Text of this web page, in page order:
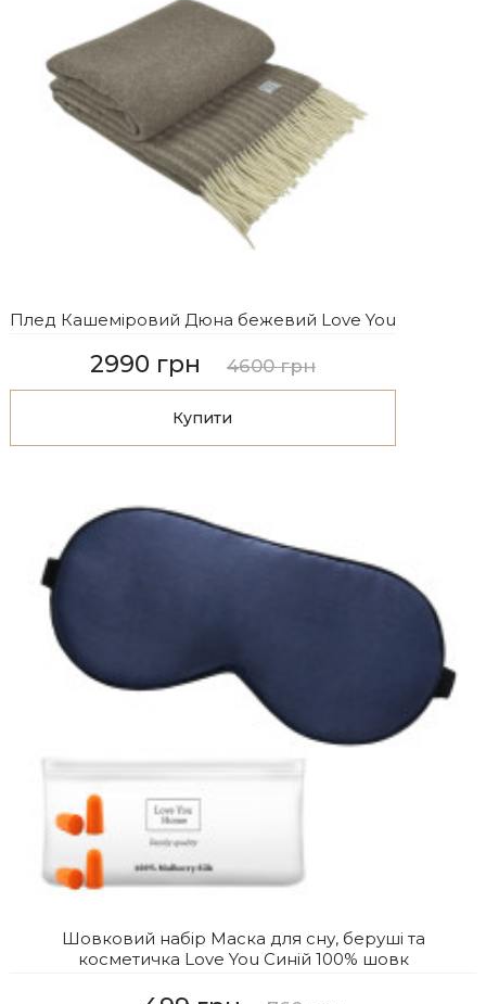
Плед Кашеміровий Дюна бежевий Love You
2990 грн 4600 грн
Купити
Шовковий набір Маска для сну, беруші та
косметичка Love You Синій 100% шовк